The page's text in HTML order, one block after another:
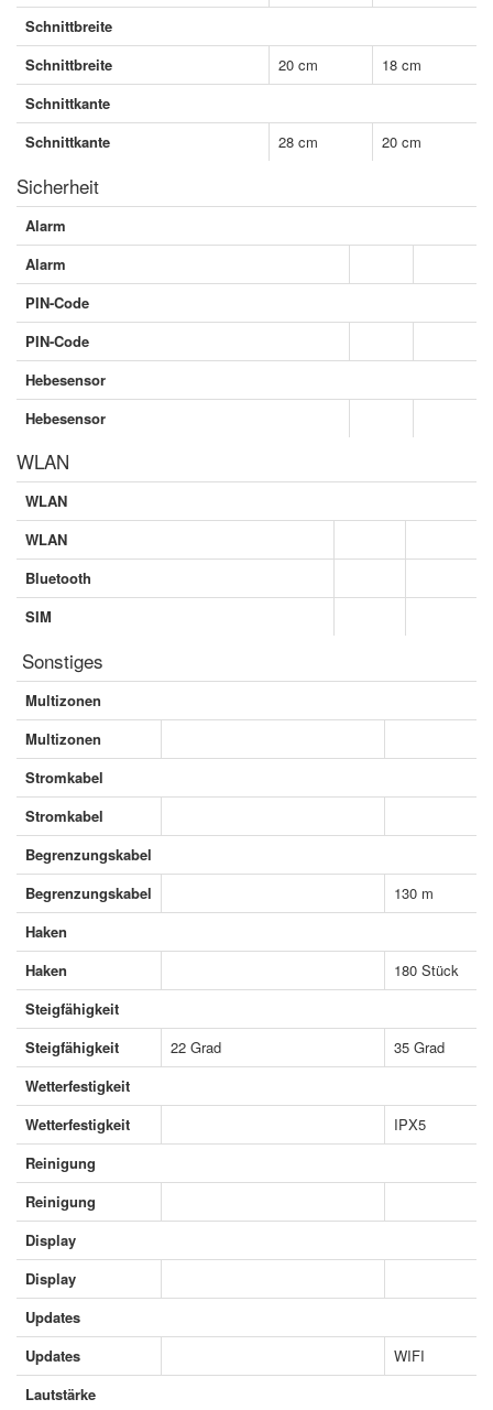
Schnittbreite
Schnittbreite
20 cm
18 cm
Schnittkante
Schnittkante
28 cm 20 cm
Sicherheit
Alarm
Alarm
PIN-Code
PIN-Code
Hebesensor
Hebesensor
WLAN
WLAN
WLAN
Bluetooth
SIM
Sonstiges
Multizonen
Multizonen
Stromkabel
Stromkabel
Begrenzungskabel
Begrenzungskabel
130 m
Haken
Haken
180 Stück
Steigfähigkeit
Steigfähigkeit
22 Grad
35 Grad
Wetterfestigkeit
Wetterfestigkeit
IPX5
Reinigung
Reinigung
Display
Display
Updates
Updates
WIFI
Lautstärke